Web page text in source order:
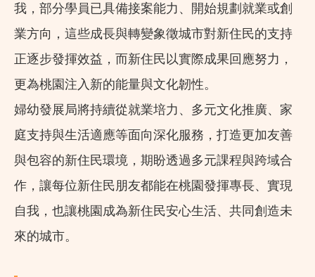
我，部分學員已具備接案能力、開始規劃就業或創
業方向，這些成長與轉變象徵城市對新住民的支持
正逐步發揮效益，而新住民以實際成果回應努力，
更為桃園注入新的能量與文化韌性。
婦幼發展局將持續從就業培力、多元文化推廣、家
庭支持與生活適應等面向深化服務，打造更加友善
與包容的新住民環境，期盼透過多元課程與跨域合
作，讓每位新住民朋友都能在桃園發揮專長、實現
自我，也讓桃園成為新住民安心生活、共同創造未
來的城市。